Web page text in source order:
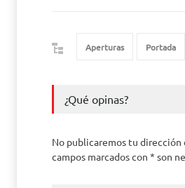
Aperturas Portada
¿Qué opinas?
No publicaremos tu dirección
campos marcados con * son